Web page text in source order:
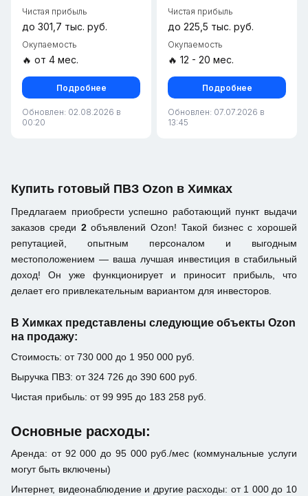
Чистая прибыль
до 301,7 тыс. руб.
Окупаемость
🔥 от 4 мес.
Подробнее
Обновлен: 02.08.2026 в
00:20
Чистая прибыль
до 225,5 тыс. руб.
Окупаемость
🔥 12 - 20 мес.
Подробнее
Обновлен: 07.07.2026 в
13:45
Купить готовый ПВЗ Ozon в Химках
Предлагаем приобрести успешно работающий пункт выдачи
заказов среди 2объявлений Ozon! Такой бизнес с хорошей
репутацией, опытным персоналом и выгодным
местоположением — ваша лучшая инвестиция в стабильный
доход! Он уже функционирует и приносит прибыль, что
делает его привлекательным вариантом для инвесторов.
В Химках представлены следующие объекты Ozon
на продажу:
Стоимость: от 730 000 до 1 950 000 руб.
Выручка ПВЗ: от 324 726 до 390 600 руб.
Чистая прибыль: от 99 995 до 183 258 руб.
Основные расходы:
Аренда: от 92 000 до 95 000 руб./мес (коммунальные услуги
могут быть включены)
Интернет, видеонаблюдение и другие расходы: от 1 000 до 10